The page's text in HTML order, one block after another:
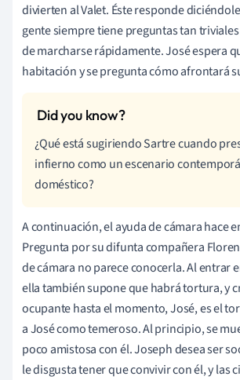
divierten al Valet. Éste responde
gente siempre tiene preguntas tan
de marcharse rápidamente. José espera
habitación y se pregunta cómo afrontará
¿Qué está sugiriendo Sartre cuando
infierno como un escenario
doméstico?
A continuación, el ayuda de cámara hace
Pregunta por su difunta compañera
de cámara no parece conocerla. Al entrar
ella también supone que habrá tortura, y
ocupante hasta el momento, José, es el
a José como temeroso. Al principio, se
poco amistosa con él. Joseph desea ser
le disgusta tener que convivir con él, y las